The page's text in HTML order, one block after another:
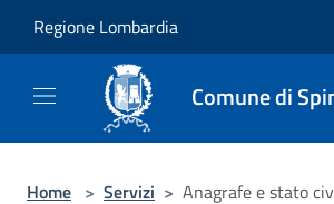
Regione Lombardia
Comune di
Home > Servizi > Anagrafe e stato